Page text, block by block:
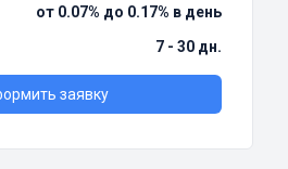
от 0.07% до 0.17% в день
7 - 30 дн.
заявку